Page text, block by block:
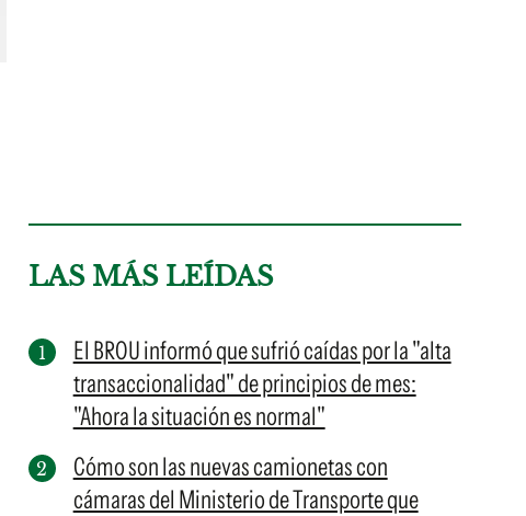
LAS MÁS LEÍDAS
El BROU informó que sufrió caídas por la "alta
transaccionalidad" de principios de mes:
"Ahora la situación es normal"
Cómo son las nuevas camionetas con
cámaras del Ministerio de Transporte que